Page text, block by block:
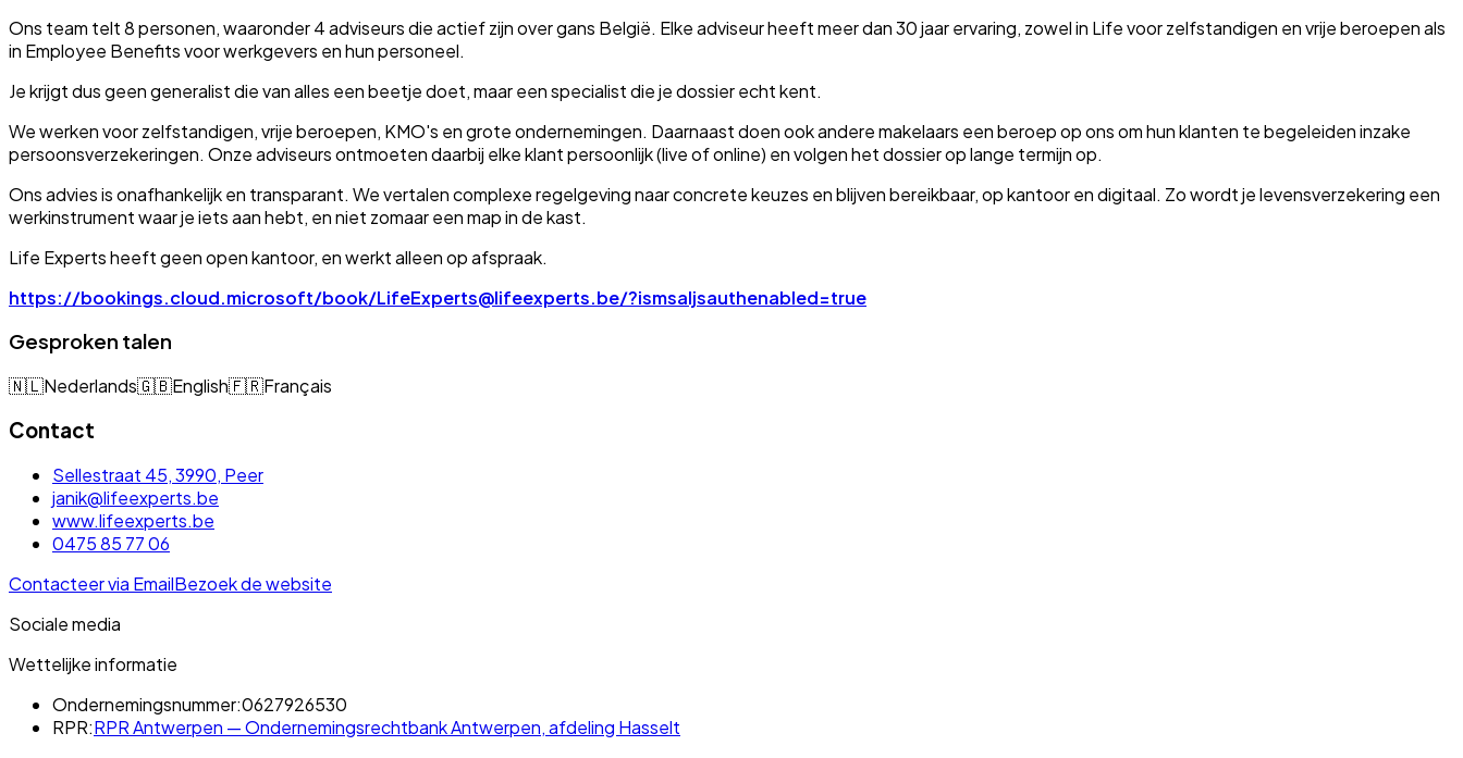
Ons team telt 8 personen, waaronder 4 adviseurs die actief zijn over gans België. Elke adviseur heeft meer dan 30 jaar ervaring, zowel in Life voor zelfstandigen en vrije beroepen als
in Employee Benefits voor werkgevers en hun personeel.
Je krijgt dus geen generalist die van alles een beetje doet, maar een specialist die je dossier echt kent.
We werken voor zelfstandigen, vrije beroepen, KMO's en grote ondernemingen. Daarnaast doen ook andere makelaars een beroep op ons om hun klanten te begeleiden inzake
persoonsverzekeringen. Onze adviseurs ontmoeten daarbij elke klant persoonlijk (live of online) en volgen het dossier op lange termijn op.
Ons advies is onafhankelijk en transparant. We vertalen complexe regelgeving naar concrete keuzes en blijven bereikbaar, op kantoor en digitaal. Zo wordt je levensverzekering een
werkinstrument waar je iets aan hebt, en niet zomaar een map in de kast.
Life Experts heeft geen open kantoor, en werkt alleen op afspraak.
https://bookings.cloud.microsoft/book/LifeExperts@lifeexperts.be/?ismsaljsauthenabled=true
Gesproken talen
🇳🇱Nederlands🇬🇧English🇫🇷Français
Contact
Sellestraat 45, 3990, Peer
janik@lifeexperts.be
www.lifeexperts.be
0475 85 77 06
Contacteer via EmailBezoek de website
Sociale media
Wettelijke informatie
Ondernemingsnummer:0627926530
RPR:RPR Antwerpen — Ondernemingsrechtbank Antwerpen, afdeling Hasselt